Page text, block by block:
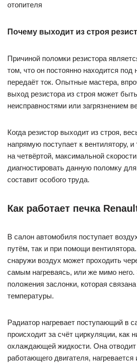
отопителя
Почему выходит из строя
Причиной поломки резистора
том, что он постоянно находится под
передаёт ток. Опытные мастера,
выход резистора из строя может
неисправностями или загрязнением
Когда резистор выходит из строя,
напрямую поступает к вентилятору, и
на четвёртой, максимальной
диагностировать данную поломку
составит особого труда.
Как работает печка
В салон автомобиля поступает
путём, так и при помощи
снаружи воздух может проходить
самым нагреваясь, или же мимо него.
положения заслонки, которая
температуры.
Радиатор нагревает поступающий в
происходит за счёт циркуляции, как
охлаждающей жидкости. Она отводит
работающего двигателя, нагревается